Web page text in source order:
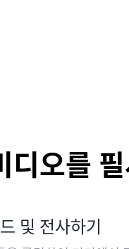
디오를
및 전사하기